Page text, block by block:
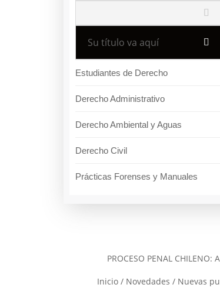
Su título va aquí
Estudiantes de Derecho
Derecho Administrativo
Derecho Ambiental y Aguas
Derecho Civil
Prácticas Forenses y Manuales
PROCESO PENAL CHILENO:
Inicio/ Novedades / Nuevas